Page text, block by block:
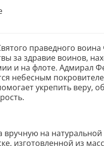
праведного
за здравие воинов,
и на флоте. Адмирал
небесным
укрепить веру,
вручную на натуральной
изготовленной из